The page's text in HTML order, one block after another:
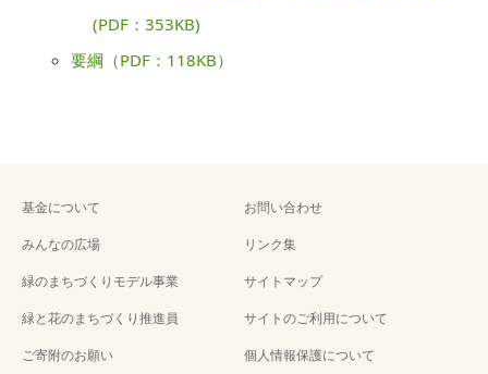
(PDF：353KB)
要綱（PDF：118KB）
基金について
みんなの広場
緑のまちづくりモデル事業
緑と花のまちづくり推進員
ご寄附のお願い
お問い合わせ
リンク集
サイトマップ
サイトのご利用について
個人情報保護について